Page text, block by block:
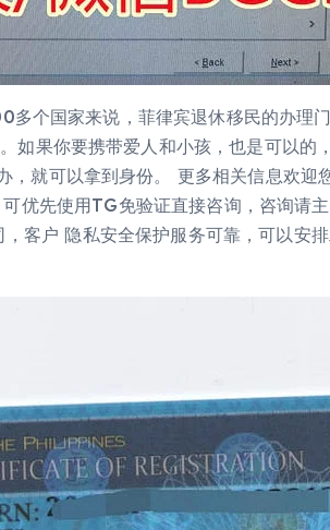
多个国家来说，菲律宾退休移民的办理
果你要携带爱人和小孩，也是可以的
就可以拿到身份。 更多相关信息欢迎
优先使用TG免验证直接咨询，咨询请
客户 隐私安全保护服务可靠，可以安